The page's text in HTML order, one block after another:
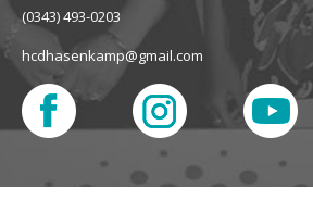
(0343) 493-0203
hcdhasenkamp@gmail.com